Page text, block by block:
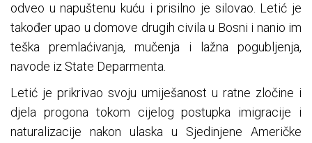
odveo u napuštenu kuću i prisilno je silovao. Letić je
također upao u domove drugih civila u Bosni i nanio im
teška premlaćivanja, mučenja i lažna pogubljenja,
navode iz State Deparmenta.
Letić je prikrivao svoju umiješanost u ratne zločine i
djela progona tokom cijelog postupka imigracije i
naturalizacije nakon ulaska u Sjedinjene Američke